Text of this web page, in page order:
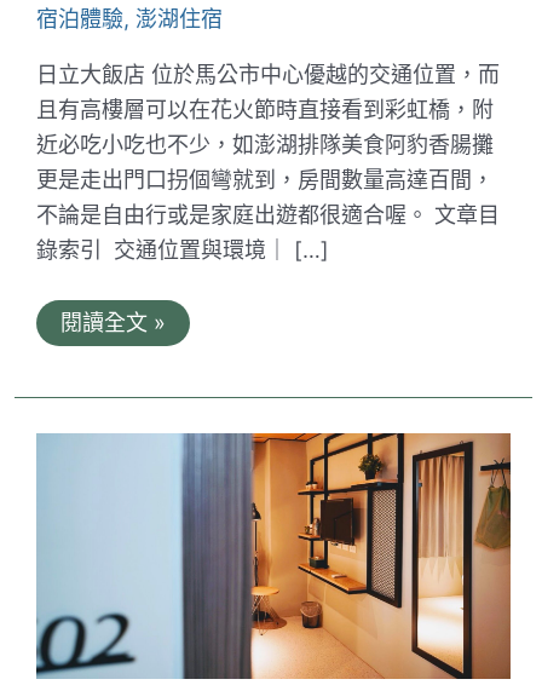
宿泊體驗, 澎湖住宿
日立大飯店 位於馬公市中心優越的交通位置，而
且有高樓層可以在花火節時直接看到彩虹橋，附
近必吃小吃也不少，如澎湖排隊美食阿豹香腸攤
更是走出門口拐個彎就到，房間數量高達百間，
不論是自由行或是家庭出遊都很適合喔。 文章目
錄索引 交通位置與環境｜ […]
日
立
馬
｜
在
房
閱讀全文 »